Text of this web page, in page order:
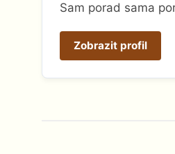
Sam porad sama
Zobrazit profil